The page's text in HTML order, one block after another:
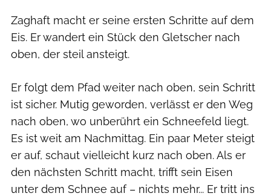
Zaghaft macht er seine ersten Schritte auf dem
Eis. Er wandert ein Stück den Gletscher nach
oben, der steil ansteigt.
Er folgt dem Pfad weiter nach oben, sein Schritt
ist sicher. Mutig geworden, verlässt er den Weg
nach oben, wo unberührt ein Schneefeld liegt.
Es ist weit am Nachmittag. Ein paar Meter steigt
er auf, schaut vielleicht kurz nach oben. Als er
den nächsten Schritt macht, trifft sein Eisen
unter dem Schnee auf – nichts mehr... Er tritt ins